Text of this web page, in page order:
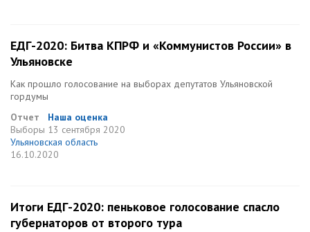
ЕДГ-2020: Битва КПРФ и «Коммунистов России» в
Ульяновске
Как прошло голосование на выборах депутатов Ульяновской
гордумы
Отчет
Наша оценка
Выборы 13 сентября 2020
Ульяновская область
16.10.2020
Итоги ЕДГ-2020: пеньковое голосование спасло
губернаторов от второго тура